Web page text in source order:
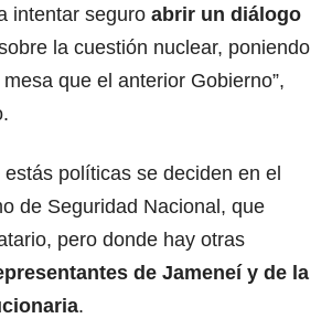
intentar seguro abrir un diálogo
la cuestión nuclear, poniendo
que el anterior Gobierno”,
políticas se deciden en el
de Seguridad Nacional, que
pero donde hay otras
de Jameneí y de la
.